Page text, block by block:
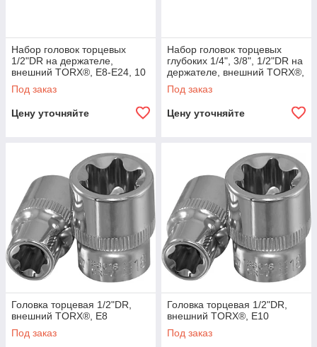
Набор головок торцевых
1/2"DR на держателе,
внешний TORX®, E8-E24, 10
предметов
Под заказ
Цену уточняйте
Набор головок торцевых
глубоких 1/4", 3/8", 1/2"DR на
держателе, внешний TORX®,
E4-E24, 14 предметов
Под заказ
Цену уточняйте
Головка торцевая 1/2"DR,
внешний TORX®, E8
Под заказ
Головка торцевая 1/2"DR,
внешний TORX®, E10
Под заказ